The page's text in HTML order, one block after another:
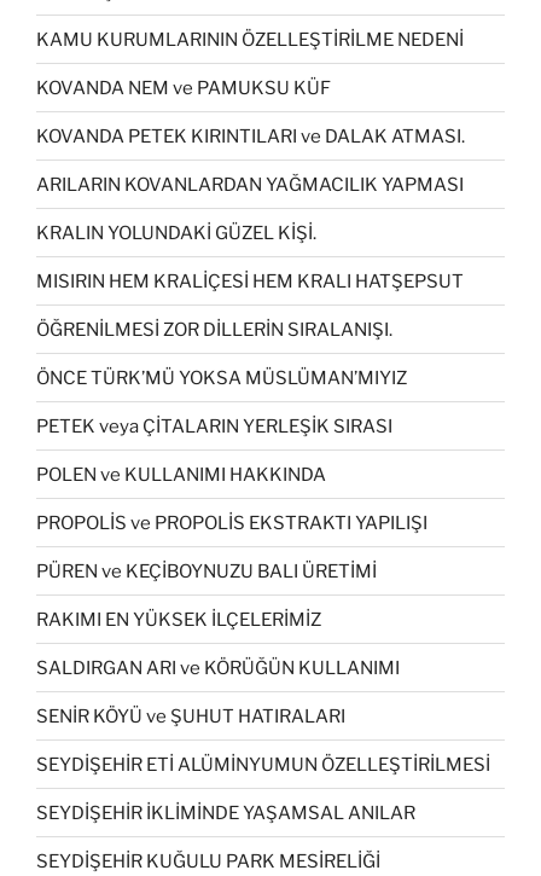
KAMU KURUMLARININ ÖZELLEŞTİRİLME NEDENİ
KOVANDA NEM ve PAMUKSU KÜF
KOVANDA PETEK KIRINTILARI ve DALAK ATMASI.
ARILARIN KOVANLARDAN YAĞMACILIK YAPMASI
KRALIN YOLUNDAKİ GÜZEL KİŞİ.
MISIRIN HEM KRALİÇESİ HEM KRALI HATŞEPSUT
ÖĞRENİLMESİ ZOR DİLLERİN SIRALANIŞI.
ÖNCE TÜRK’MÜ YOKSA MÜSLÜMAN’MIYIZ
PETEK veya ÇİTALARIN YERLEŞİK SIRASI
POLEN ve KULLANIMI HAKKINDA
PROPOLİS ve PROPOLİS EKSTRAKTI YAPILIŞI
PÜREN ve KEÇİBOYNUZU BALI ÜRETİMİ
RAKIMI EN YÜKSEK İLÇELERİMİZ
SALDIRGAN ARI ve KÖRÜĞÜN KULLANIMI
SENİR KÖYÜ ve ŞUHUT HATIRALARI
SEYDİŞEHİR ETİ ALÜMİNYUMUN ÖZELLEŞTİRİLMESİ
SEYDİŞEHİR İKLİMİNDE YAŞAMSAL ANILAR
SEYDİŞEHİR KUĞULU PARK MESİRELİĞİ